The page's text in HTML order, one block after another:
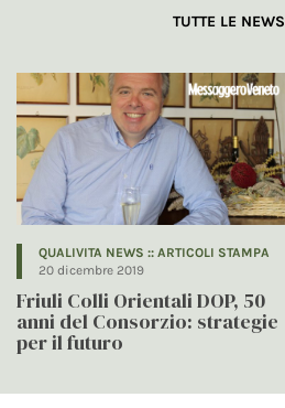
TUTTE LE NEWS
QUALIVITA NEWS :: ARTICOLI STAMPA
20 dicembre 2019
Friuli Colli Orientali DOP, 50
anni del Consorzio: strategie
per il futuro